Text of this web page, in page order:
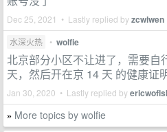
Dec 25, 2021 • Lastly replied byzcwlwen
水深火热 • wolfie
北京部分小区不让进了，需要自
天，然后开在京 14 天 的健康证明
Jan 30, 2020 • Lastly replied by
» More topics by wolfie